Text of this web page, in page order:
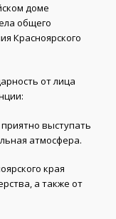
доме
общего
Красноярского
от лица
выступать
атмосфера.
края
а также от